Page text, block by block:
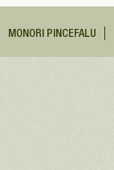
MONORI PINCEFALU